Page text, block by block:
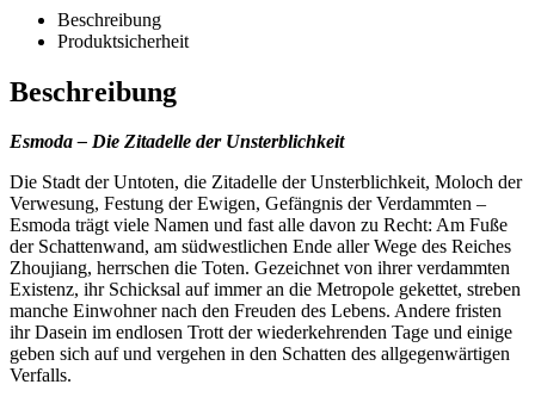
Beschreibung
Produktsicherheit
Beschreibung
Esmoda – Die Zitadelle der Unsterblichkeit
Die Stadt der Untoten, die Zitadelle der Unsterblichkeit, Moloch der
Verwesung, Festung der Ewigen, Gefängnis der Verdammten –
Esmoda trägt viele Namen und fast alle davon zu Recht: Am Fuße
der Schattenwand, am südwestlichen Ende aller Wege des Reiches
Zhoujiang, herrschen die Toten. Gezeichnet von ihrer verdammten
Existenz, ihr Schicksal auf immer an die Metropole gekettet, streben
manche Einwohner nach den Freuden des Lebens. Andere fristen
ihr Dasein im endlosen Trott der wiederkehrenden Tage und einige
geben sich auf und vergehen in den Schatten des allgegenwärtigen
Verfalls.